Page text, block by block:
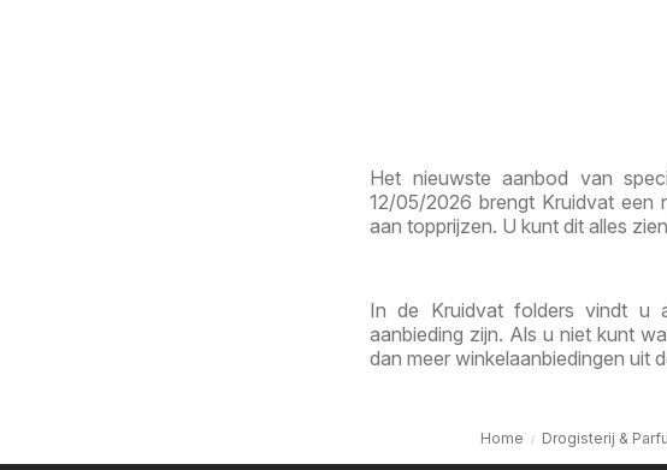
Het nieuwste aanbod van
12/05/2026 brengt Kruidvat een
aan topprijzen. U kunt dit alles
In de Kruidvat folders vindt u
aanbieding zijn. Als u niet kunt
dan meer winkelaanbiedingen uit
Home Drogisterij &